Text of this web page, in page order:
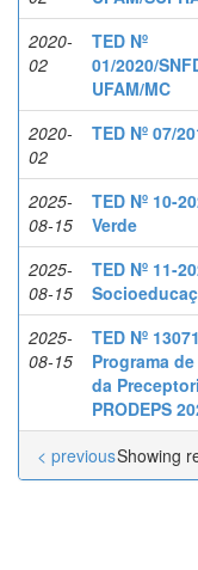
2020-
02
TED Nº
01/2020/
UFAM/MC
2020-
02
TED Nº 07/
2025-
08-15
TED Nº 10-
Verde
2025-
08-15
TED Nº 11-
2025-
08-15
TED Nº
Programa
da
PRODEPS
Showing
< previous